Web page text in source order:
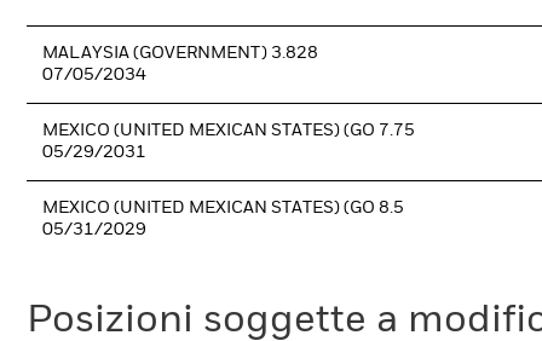
MALAYSIA (GOVERNMENT) 3.828
07/05/2034
MEXICO (UNITED MEXICAN STATES) (GO 7.75
05/29/2031
MEXICO (UNITED MEXICAN STATES) (GO 8.5
05/31/2029
Posizioni soggette a